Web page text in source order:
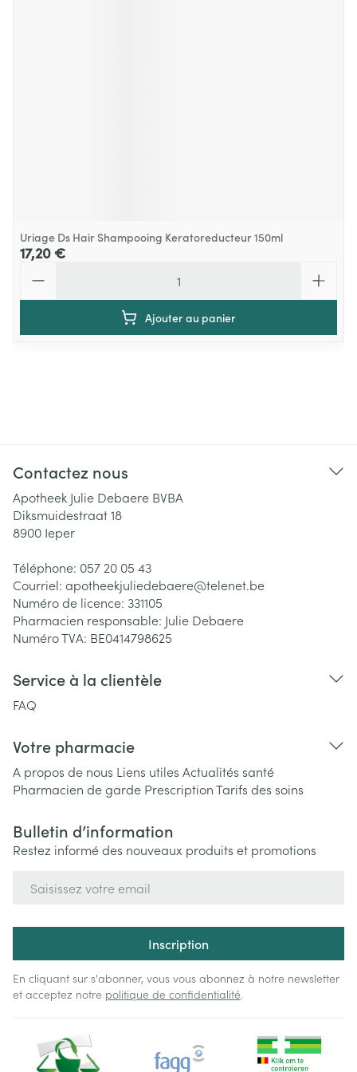
Uriage Ds Hair Shampooing Keratoreducteur 150ml
17,20 €
Ajouter au panier
Contactez nous
Apotheek Julie Debaere BVBA
Diksmuidestraat 18
8900 Ieper
Téléphone: 057 20 05 43
Courriel: apotheekjuliedebaere@telenet.be
Numéro de licence: 331105
Pharmacien responsable: Julie Debaere
Numéro TVA: BE0414798625
Service à la clientèle
FAQ
Votre pharmacie
A propos de nous Liens utiles Actualités santé
Pharmacien de garde PrescriptionTarifs des soins
Bulletin d’information
Restez informé des nouveaux produits et promotions
Inscription
En cliquant sur s'abonner, vous vous abonnez à notre newsletter
et acceptez notre politique de confidentialité.